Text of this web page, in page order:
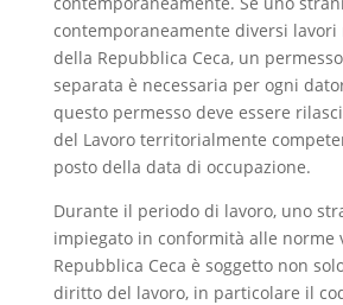
contemporaneamente diversi
della Repubblica Ceca, un
separata è necessaria per ogni
questo permesso deve essere
del Lavoro territorialmente
posto della data di occupazione.
Durante il periodo di lavoro, uno
impiegato in conformità alle norme
Repubblica Ceca è soggetto non
diritto del lavoro, in particolare il